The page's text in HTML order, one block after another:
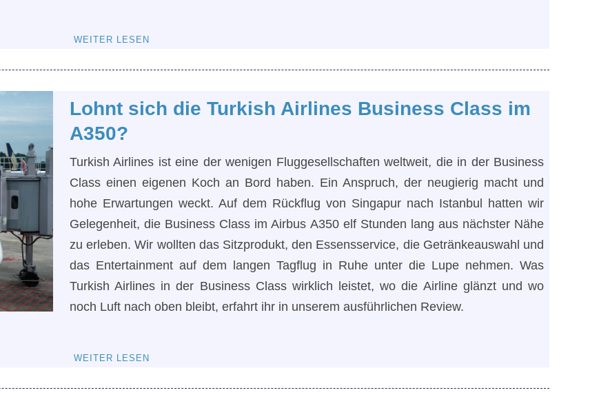
WEITER LESEN
Lohnt sich die Turkish Airlines Business Class im
A350?
Turkish Airlines ist eine der wenigen Fluggesellschaften weltweit, die in der Business
Class einen eigenen Koch an Bord haben. Ein Anspruch, der neugierig macht und
hohe Erwartungen weckt. Auf dem Rückflug von Singapur nach Istanbul hatten wir
Gelegenheit, die Business Class im Airbus A350 elf Stunden lang aus nächster Nähe
zu erleben. Wir wollten das Sitzprodukt, den Essensservice, die Getränkeauswahl und
das Entertainment auf dem langen Tagflug in Ruhe unter die Lupe nehmen. Was
Turkish Airlines in der Business Class wirklich leistet, wo die Airline glänzt und wo
noch Luft nach oben bleibt, erfahrt ihr in unserem ausführlichen Review.
WEITER LESEN